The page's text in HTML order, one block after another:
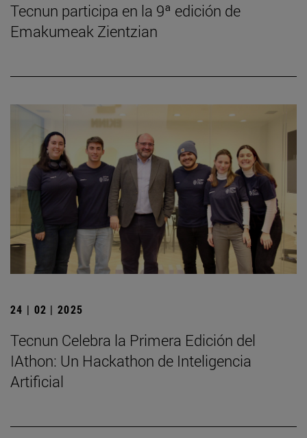
Tecnun participa en la 9ª edición de
Emakumeak Zientzian
24 | 02 | 2025
Tecnun Celebra la Primera Edición del
IAthon: Un Hackathon de Inteligencia
Artificial